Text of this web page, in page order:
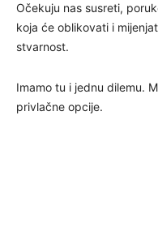
Očekuju nas susreti,
koja će oblikovati i
stvarnost.
Imamo tu i jednu dilemu.
privlačne opcije.